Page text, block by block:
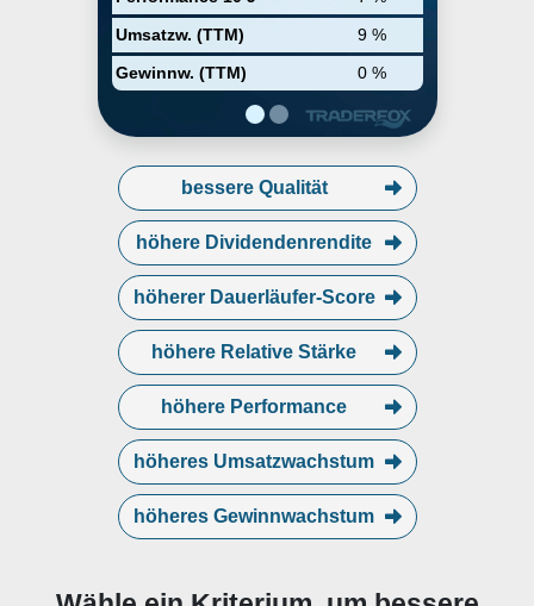
Umsatzw. (TTM)
9 %
Gewinnw. (TTM)
0 %
Antikörper mit Sanofi, anderen
Partnern und unabhängig
voneinander und hat
Partnerschaften in früheren
Stadien, die neue Technologien in
die Pipeline einschließen,
darunter RNAi (Alnylam) und
(Intellia).
bessere Qualität
höhere Dividendenrendite
höherer Dauerläufer-Score
höhere Relative Stärke
höhere Performance
höheres Umsatzwachstum
höheres Gewinnwachstum